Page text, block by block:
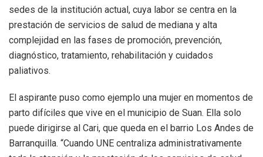
sedes de la institución actual, cuya labor se centra en la
prestación de servicios de salud de mediana y alta
complejidad en las fases de promoción, prevención,
diagnóstico, tratamiento, rehabilitación y cuidados
paliativos.
El aspirante puso como ejemplo una mujer en momentos de
parto difíciles que vive en el municipio de Suan. Ella solo
puede dirigirse al Cari, que queda en el barrio Los Andes de
Barranquilla. “Cuando UNE centraliza administrativamente